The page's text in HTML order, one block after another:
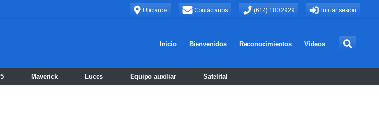
Ubícanos Contáctanos (614) 180 2929 Iniciar sesión
Inicio Bienvenidos Reconocimientos Videos
Maverick Luces Equipo auxiliar Satelital